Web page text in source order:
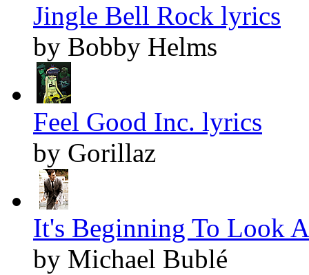
Jingle Bell Rock lyrics
by Bobby Helms
Feel Good Inc. lyrics
by Gorillaz
It's Beginning To Look
by Michael Bublé